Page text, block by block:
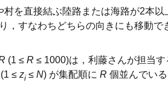
村を直接結ぶ陸路または海路が2本
，すなわちどちらの向きにも移動で
(1 ≤ R ≤ 1000)は，利藤さんが担当す
(1 ≤ zi ≤ N) が集配順に R 個並んでいる